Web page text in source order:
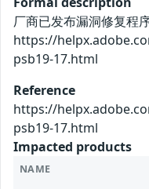
厂商已发布漏洞修复程
https://
psb19-17.html
Reference
https://
psb19-17.html
Impacted products
NAME